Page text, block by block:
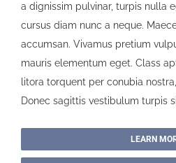
a dignissim pulvinar, turpis nulla
cursus diam nunc a neque.
accumsan. Vivamus pretium
mauris elementum eget. Class
litora torquent per conubia
Donec sagittis vestibulum turpis
LEARN